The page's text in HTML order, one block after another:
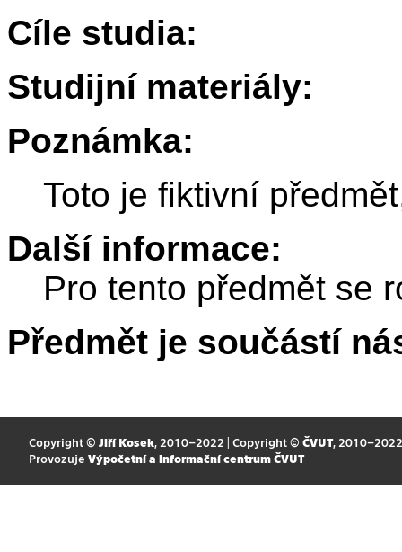
Cíle studia:
Studijní materiály:
Poznámka:
Toto je fiktivní
Další informace:
Pro tento předmět se
Předmět je součástí
Copyright © Jiří Kosek, 2010–2022 | Copyright © ČVUT, 2010–2022
Provozuje Výpočetní a informační centrum ČVUT